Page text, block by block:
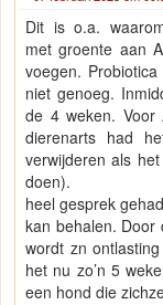
Dit is o.a.
met groente aan
voegen.
niet genoeg.
de 4 weken.
dierenarts had
verwijderen als
doen).
heel gesprek
kan behalen. Door
wordt zn
het nu zo’n 5
een hond die